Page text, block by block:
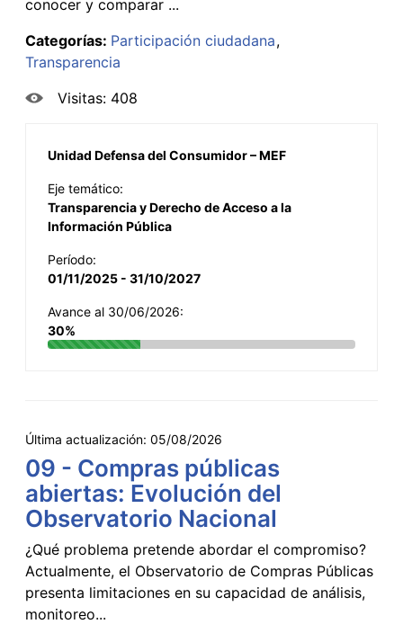
conocer y comparar ...
Categorías: Participación ciudadana
Transparencia
Visitas: 408
Unidad Defensa del Consumidor – MEF
Eje temático:
Transparencia y Derecho de Acceso a la
Información Pública
Período:
01/11/2025 - 31/10/2027
Avance al 30/06/2026:
30%
Última actualización: 05/08/2026
09 - Compras públicas
abiertas: Evolución del
Observatorio Nacional
¿Qué problema pretende abordar el compromiso?
Actualmente, el Observatorio de Compras Públicas
presenta limitaciones en su capacidad de análisis,
monitoreo...